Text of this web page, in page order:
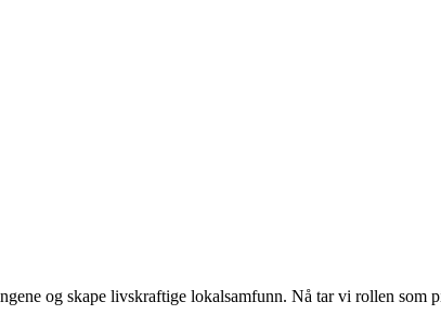
og skape livskraftige lokalsamfunn. Nå tar vi rollen som